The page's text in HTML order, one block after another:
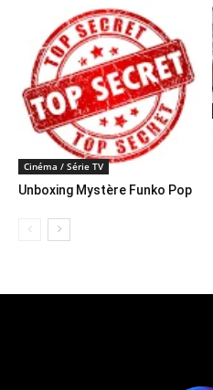
Cinéma / Série TV
Unboxing Mystère Funko Pop